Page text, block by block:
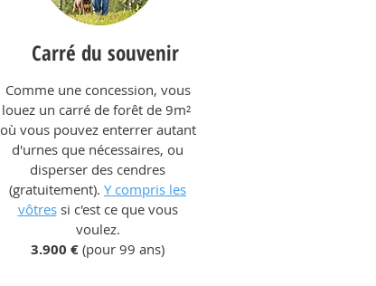
Carré du souvenir
Comme une concession, vous
louez un carré de forêt de 9m²
où vous pouvez enterrer autant
d'urnes que nécessaires, ou
disperser des cendres
(gratuitement). Y compris les
vôtressi c'est ce que vous
voulez.
3.900 € (pour 99 ans)